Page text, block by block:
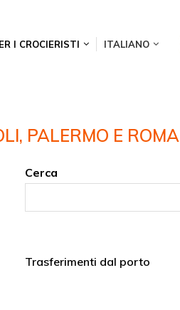
I CROCIERISTI ITALIANO
PALERMO E ROMA
Cerca
Trasferimenti dal porto